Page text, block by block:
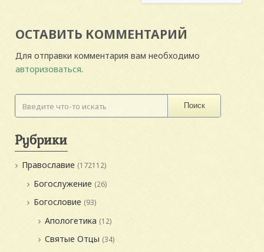
ОСТАВИТЬ КОММЕНТАРИЙ
Для отправки комментария вам необходимо
авторизоваться.
Поиск
Рубрики
Православие (172112)
Богослужение (26)
Богословие (93)
Апологетика (12)
Святые Отцы (34)